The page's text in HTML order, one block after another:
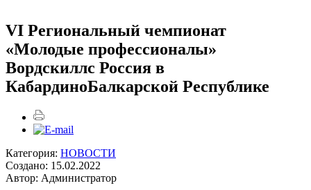
VI Региональный чемпионат
«Молодые профессионалы»
Вордскиллс Россия в
КабардиноБалкарской Республике
Категория: НОВОСТИ
Создано: 15.02.2022
Автор: Администратор